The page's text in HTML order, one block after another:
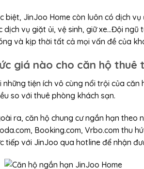
biệt, JinJoo Home còn luôn có dịch
dịch vụ giặt ủi, vệ sinh, giữ xe…Đội
và kịp thời tất cả mọi vấn đề của
giá nào cho căn hộ thuê
những tiện ích vô cùng nổi trội của
so với thuê phòng khách sạn.
ra, căn hộ chung cư ngắn hạn theo
Booking.com, Vrbo.com thu
tiếp với JinJoo qua hotline để nhận